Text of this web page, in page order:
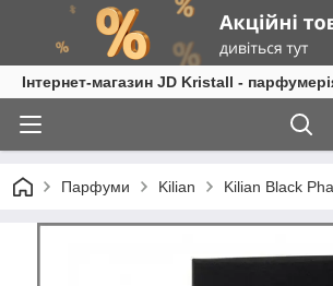
Інтернет-магазин JD Kristall -
Парфуми Kilian Kilian Black